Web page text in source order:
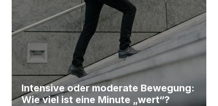
Intensive oder moderate Bewegung:
Wie viel ist eine Minute „wert“?